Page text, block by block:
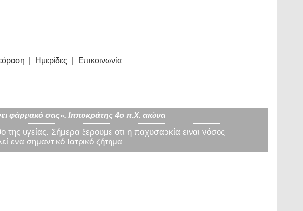
Ημερίδες Επικοινωνία
φάρμακό σας». Ιπποκράτης 4ο π.Χ. αιώνα
της υγείας. Σήμερα ξερουμε οτι η παχυσαρκία ειναι νόσος
ενα σημαντικό Ιατρικό ζήτημα